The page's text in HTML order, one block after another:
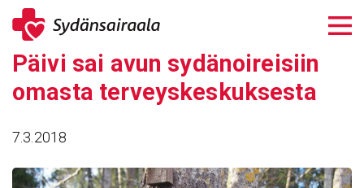
Siirry
sisältöön
Päivi sai avun sydä­noi­rei­siin
omasta terveys­kes­kuk­sesta
7.3.2018